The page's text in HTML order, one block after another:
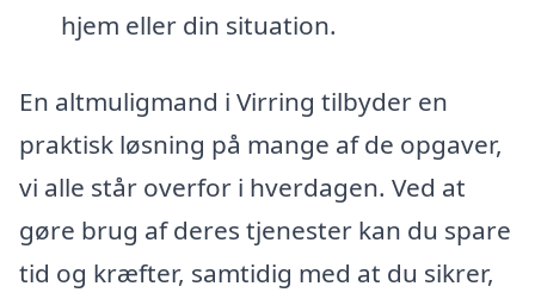
hjem eller din situation.
En altmuligmand i Virring tilbyder en
praktisk løsning på mange af de opgaver,
vi alle står overfor i hverdagen. Ved at
gøre brug af deres tjenester kan du spare
tid og kræfter, samtidig med at du sikrer,